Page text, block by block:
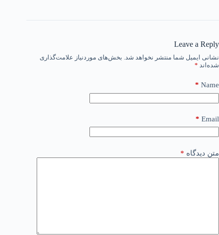
Leave a Reply
نشانی ایمیل شما منتشر نخواهد شد. بخش‌های موردنیاز علامت‌گذاری
شده‌اند *
Name
*
Email
*
متن دیدگاه *